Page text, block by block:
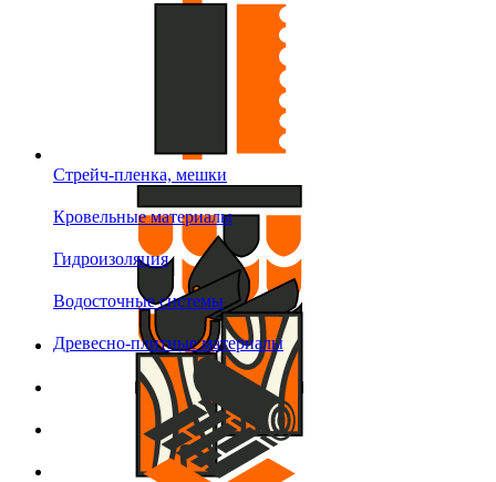
Стрейч-пленка, мешки
Кровельные материалы
Гидроизоляция
Водосточные системы
Древесно-плитные материалы